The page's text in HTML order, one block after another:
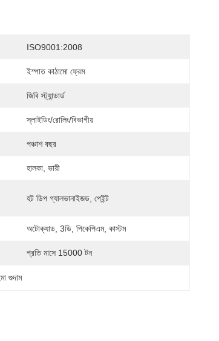
ISO9001:2008
ইস্পাত কাঠামো ফ্রেম
জিবি স্ট্যান্ডার্ড
স্লাইডিং/রোলিং/বিভাগীয়
পঞ্চাশ বছর
হালকা, ভারী
হট ডিপ গ্যালভানাইজড, পেইন্ট
অটোক্যাড, 3ডি, পিকেপিএম, কাস্টম
প্রতি মাসে 15000 টন
গুদাম